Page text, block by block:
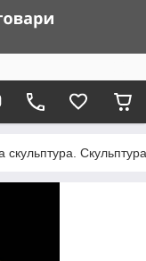
скульптура.